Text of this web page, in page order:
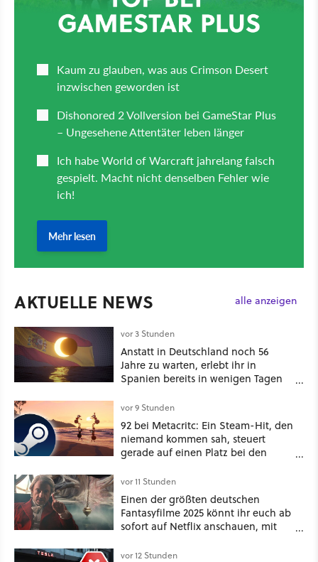
AKTUELLE NEWS alle anzeigen
vor 3 Stunden
Anstatt in Deutschland noch 56
Jahre zu warten, erlebt ihr in
Spanien bereits in wenigen Tagen
vor 9 Stunden
92 bei Metacritc: Ein Steam-Hit, den
niemand kommen sah, steuert
gerade auf einen Platz bei den
vor 11 Stunden
Einen der größten deutschen
Fantasyfilme 2025 könnt ihr euch ab
sofort auf Netflix anschauen, mit
vor 12 Stunden